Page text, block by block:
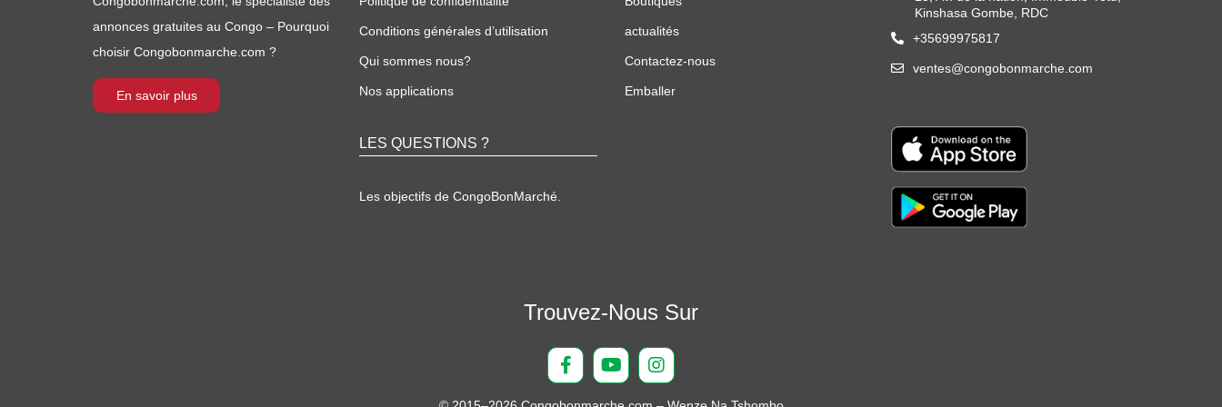
annonces gratuites au Congo – Pourquoi
choisir Congobonmarche.com ?
En savoir plus
Conditions générales d’utilisation
Qui sommes nous?
Nos applications
LES QUESTIONS ?
Les objectifs de CongoBonMarché.
actualités
Contactez-nous
Emballer
Kinshasa Gombe, RDC
+35699975817
ventes@congobonmarche.com
Trouvez-Nous Sur